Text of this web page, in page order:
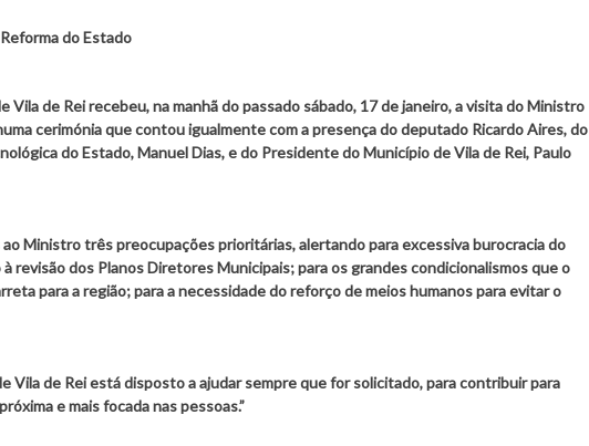
do Estado
de Rei recebeu, na manhã do passado sábado, 17 de janeiro, a visita do Ministro
cerimónia que contou igualmente com a presença do deputado Ricardo Aires, do
do Estado, Manuel Dias, e do Presidente do Município de Vila de Rei, Paulo
Ministro três preocupações prioritárias, alertando para excessiva burocracia do
revisão dos Planos Diretores Municipais; para os grandes condicionalismos que o
para a região; para a necessidade do reforço de meios humanos para evitar o
Vila de Rei está disposto a ajudar sempre que for solicitado, para contribuir para
e mais focada nas pessoas.”